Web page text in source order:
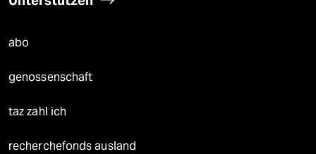
abo
genossenschaft
taz zahl ich
recherchefonds ausland